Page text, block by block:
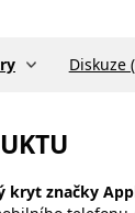
Diskuze
kryt značky